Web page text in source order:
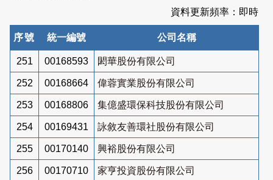
資料更新頻率：即時
序號 統一編號 公司名稱
251 00168593 閎華股份有限公司
252 00168664 偉蓉實業股份有限公司
253 00168806 集億盛環保科技股份有限公司
254 00169431 詠敘友善環社股份有限公司
255 00170140 興裕股份有限公司
256 00170710 家亨投資股份有限公司